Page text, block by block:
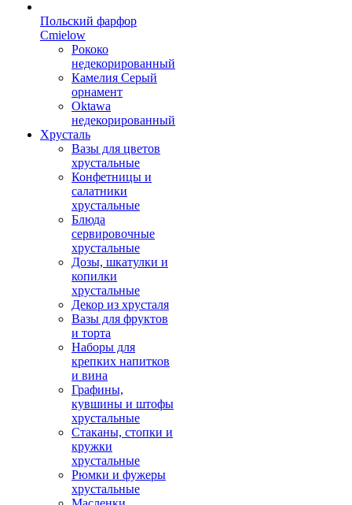
Польский фарфор
Сmielow
Рококо
недекорированный
Камелия Серый
орнамент
Oktawa
недекорированный
Хрусталь
Вазы для цветов
хрустальные
Конфетницы и
салатники
хрустальные
Блюда
сервировочные
хрустальные
Дозы, шкатулки и
копилки
хрустальные
Декор из хрусталя
Вазы для фруктов
и торта
Наборы для
крепких напитков
и вина
Графины,
кувшины и штофы
хрустальные
Стаканы, стопки и
кружки
хрустальные
Рюмки и фужеры
хрустальные